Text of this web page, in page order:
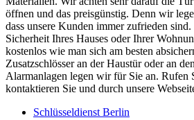
öffnen und das preisgünstig. Denn wir
dass unsere Kunden immer zufrieden
Sicherheit Ihres Hauses oder Ihrer
kostenlos wie man sich am besten
Zusatzschlösser an der Haustür oder an
Alarmanlagen legen wir für Sie an. Rufen
kontaktieren Sie und durch unsere
Schlüsseldienst Berlin